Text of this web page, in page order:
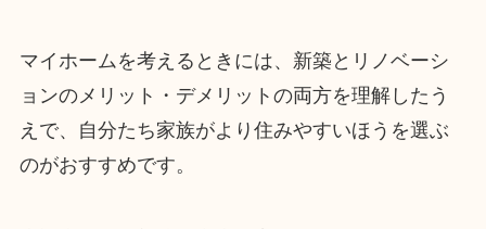
マイホームを考えるときには、新築とリノベーシ
ョンのメリット・デメリットの両方を理解したう
えで、自分たち家族がより住みやすいほうを選ぶ
のがおすすめです。